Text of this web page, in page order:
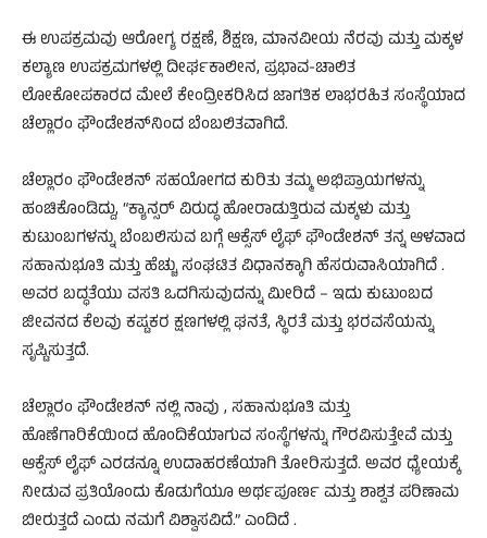
ಈ ಉಪಕ್ರಮವು ಆರೋಗ್ಯ ರಕ್ಷಣೆ, ಶಿಕ್ಷಣ, ಮಾನವೀಯ ನೆರವು ಮತ್ತು ಮಕ್ಕಳ
ಕಲ್ಯಾಣ ಉಪಕ್ರಮಗಳಲ್ಲಿ ದೀರ್ಘಕಾಲೀನ, ಪ್ರಭಾವ-ಚಾಲಿತ
ಲೋಕೋಪಕಾರದ ಮೇಲೆ ಕೇಂದ್ರೀಕರಿಸಿದ ಜಾಗತಿಕ ಲಾಭರಹಿತ ಸಂಸ್ಥೆಯಾದ
ಚೆಲ್ಲಾರಂ ಫೌಂಡೇಶನ್‌ನಿಂದ ಬೆಂಬಲಿತವಾಗಿದೆ.
ಚೆಲ್ಲಾರಂ ಫೌಂಡೇಶನ್ ಸಹಯೋಗದ ಕುರಿತು ತಮ್ಮ ಅಭಿಪ್ರಾಯಗಳನ್ನು
ಹಂಚಿಕೊಂಡಿದ್ದು, “ಕ್ಯಾನ್ಸರ್ ವಿರುದ್ಧ ಹೋರಾಡುತ್ತಿರುವ ಮಕ್ಕಳು ಮತ್ತು
ಕುಟುಂಬಗಳನ್ನು ಬೆಂಬಲಿಸುವ ಬಗ್ಗೆ ಆಕ್ಸೆಸ್ ಲೈಫ್ ಫೌಂಡೇಶನ್ ತನ್ನ ಆಳವಾದ
ಸಹಾನುಭೂತಿ ಮತ್ತು ಹೆಚ್ಚು ಸಂಘಟಿತ ವಿಧಾನಕ್ಕಾಗಿ ಹೆಸರುವಾಸಿಯಾಗಿದೆ .
ಅವರ ಬದ್ಧತೆಯು ವಸತಿ ಒದಗಿಸುವುದನ್ನು ಮೀರಿದೆ – ಇದು ಕುಟುಂಬದ
ಜೀವನದ ಕೆಲವು ಕಷ್ಟಕರ ಕ್ಷಣಗಳಲ್ಲಿ ಘನತೆ, ಸ್ಥಿರತೆ ಮತ್ತು ಭರವಸೆಯನ್ನು
ಸೃಷ್ಟಿಸುತ್ತದೆ.
ಚೆಲ್ಲಾರಂ ಫೌಂಡೇಶನ್‌ ನಲ್ಲಿ ನಾವು , ಸಹಾನುಭೂತಿ ಮತ್ತು
ಹೊಣೆಗಾರಿಕೆಯಿಂದ ಹೊಂದಿಕೆಯಾಗುವ ಸಂಸ್ಥೆಗಳನ್ನು ಗೌರವಿಸುತ್ತೇವೆ ಮತ್ತು
ಆಕ್ಸೆಸ್ ಲೈಫ್ ಎರಡನ್ನೂ ಉದಾಹರಣೆಯಾಗಿ ತೋರಿಸುತ್ತದೆ. ಅವರ ಧ್ಯೇಯಕ್ಕೆ
ನೀಡುವ ಪ್ರತಿಯೊಂದು ಕೊಡುಗೆಯೂ ಅರ್ಥಪೂರ್ಣ ಮತ್ತು ಶಾಶ್ವತ ಪರಿಣಾಮ
ಬೀರುತ್ತದೆ ಎಂದು ನಮಗೆ ವಿಶ್ವಾಸವಿದೆ.” ಎಂದಿದೆ .